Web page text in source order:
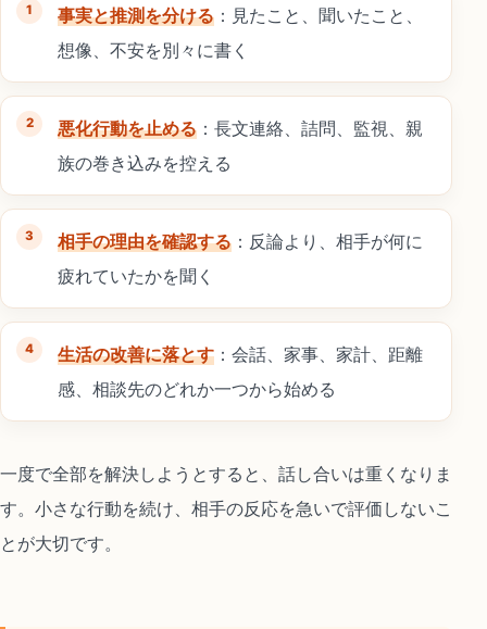
事実と推測を分ける ：見たこと、聞いたこと、
想像、不安を別々に書く
悪化行動を止める ：長文連絡、詰問、監視、親
族の巻き込みを控える
相手の理由を確認する ：反論より、相手が何に
疲れていたかを聞く
生活の改善に落とす ：会話、家事、家計、距離
感、相談先のどれか一つから始める
一度で全部を解決しようとすると、話し合いは重くなりま
す。小さな行動を続け、相手の反応を急いで評価しないこ
とが大切です。